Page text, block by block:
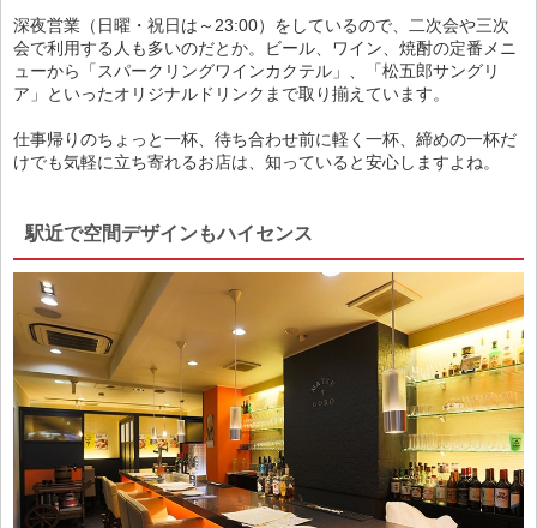
深夜営業（日曜・祝日は～23:00）をしているので、二次会や三次
会で利用する人も多いのだとか。ビール、ワイン、焼酎の定番メニ
ューから「スパークリングワインカクテル」、「松五郎サングリ
ア」といったオリジナルドリンクまで取り揃えています。
仕事帰りのちょっと一杯、待ち合わせ前に軽く一杯、締めの一杯だ
けでも気軽に立ち寄れるお店は、知っていると安心しますよね。
駅近で空間デザインもハイセンス